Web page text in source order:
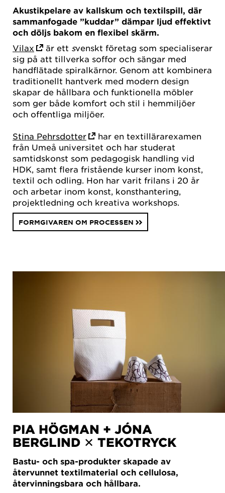
Akustikpelare av kallskum och textilspill, där
sammanfogade ”kuddar” dämpar ljud effektivt
och döljs bakom en flexibel skärm.
Vilax
är ett svenskt företag som specialiserar
sig på att tillverka soffor och sängar med
handflätade spiralkärnor. Genom att kombinera
traditionellt hantverk med modern design
skapar de hållbara och funktionella möbler
som ger både komfort och stil i hemmiljöer
och offentliga miljöer.
Stina Pehrsdotter
har en textillärarexamen
från Umeå universitet och har studerat
samtidskonst som pedagogisk handling vid
HDK, samt flera fristående kurser inom konst,
textil och odling. Hon har varit frilans i 20 år
och arbetar inom konst, konsthantering,
projektledning och kreativa workshops.
FORMGIVAREN OM PROCESSEN
PIA HÖGMAN + JÓNA
BERGLIND ✕ TEKOTRYCK
Bastu- och spa-produkter skapade av
återvunnet textilmaterial och cellulosa,
återvinningsbara och hållbara.